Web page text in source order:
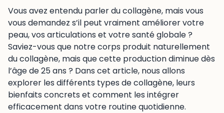
Vous avez entendu parler du collagène, mais vous
vous demandez s’il peut vraiment améliorer votre
peau, vos articulations et votre santé globale ?
Saviez-vous que notre corps produit naturellement
du collagène, mais que cette production diminue dès
l’âge de 25 ans ? Dans cet article, nous allons
explorer les différents types de collagène, leurs
bienfaits concrets et comment les intégrer
efficacement dans votre routine quotidienne.